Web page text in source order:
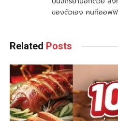
ของตัวเอง คนที่ออฟ
Related Posts